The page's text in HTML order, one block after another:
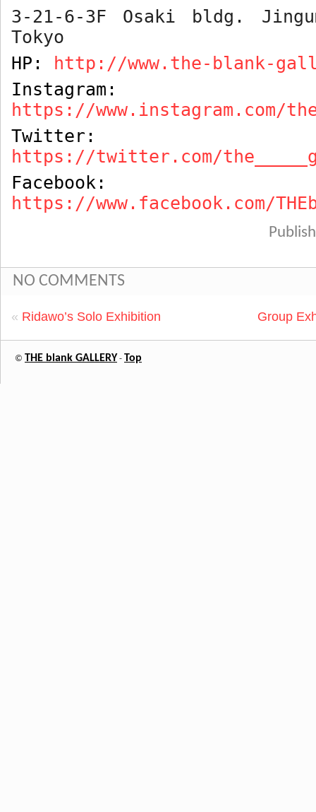
3-21-6-3F Osaki bldg.
Tokyo
HP:
http://www.the-blank-
Instagram:
https://www.instagram.com/
Twitter:
https://twitter.com/
Facebook:
https://www.facebook.com/
NO COMMENTS
Group
« Ridawo’s Solo Exhibition
© THE blank GALLERY - Top